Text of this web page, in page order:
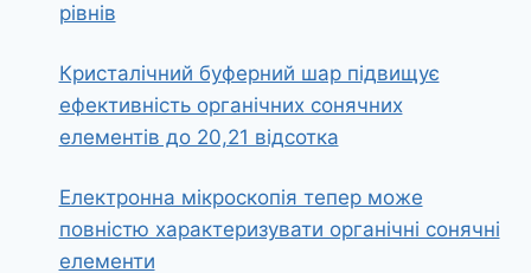
рівнів
Кристалічний буферний шар підвищує
ефективність органічних сонячних
елементів до 20,21 відсотка
Електронна мікроскопія тепер може
повністю характеризувати органічні сонячні
елементи